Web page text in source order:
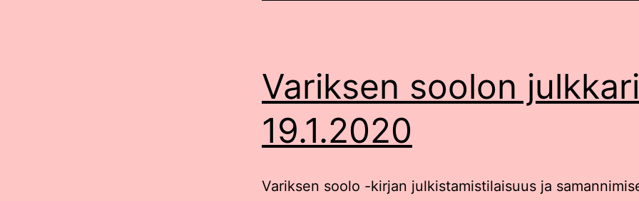
Variksen soolon
19.1.2020
Variksen soolo -kirjan julkistamistilaisuus ja